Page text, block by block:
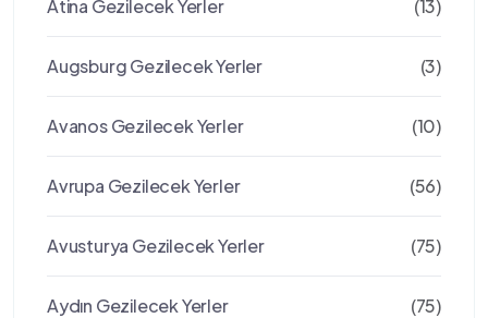
Atina Gezilecek Yerler (13)
Augsburg Gezilecek Yerler (3)
Avanos Gezilecek Yerler (10)
Avrupa Gezilecek Yerler (56)
Avusturya Gezilecek Yerler (75)
Aydın Gezilecek Yerler (75)